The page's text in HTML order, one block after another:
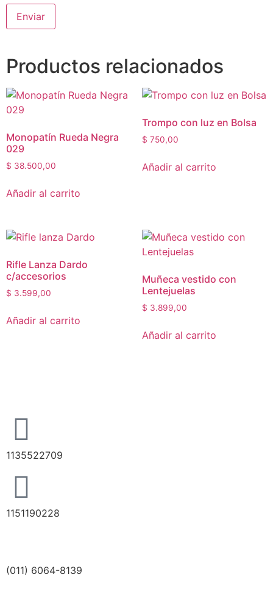
Productos relacionados
Monopatín Rueda Negra
029
$ 38.500,00
Añadir al carrito
Trompo con luz en Bolsa
$ 750,00
Añadir al carrito
Rifle Lanza Dardo
c/accesorios
$ 3.599,00
Añadir al carrito
Muñeca vestido con
Lentejuelas
$ 3.899,00
Añadir al carrito
1135522709
1151190228
(011) 6064-8139